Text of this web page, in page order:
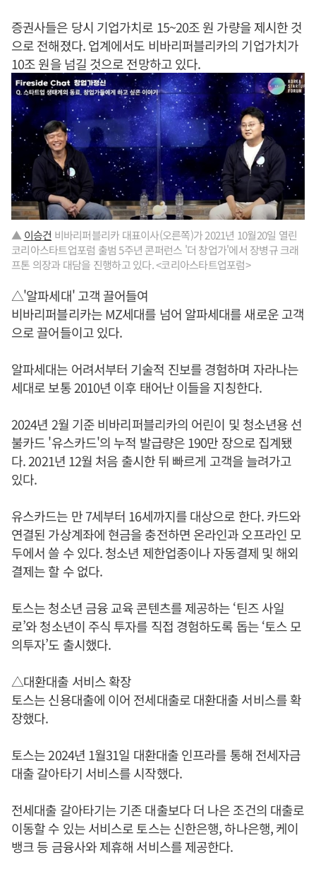
증권사들은 당시 기업가치로 15~20조 원 가량을 제시한 것
으로 전해졌다. 업계에서도 비바리퍼블리카의 기업가치가
10조 원을 넘길 것으로 전망하고 있다.
▲ 이승건 비바리퍼블리카 대표이사(오른쪽)가 2021년 10월20일 열린
코리아스타트업포럼 출범 5주년 콘퍼런스 '더 창업가'에서 장병규 크래
프톤 의장과 대담을 진행하고 있다. <코리아스타트업포럼>
△'알파세대' 고객 끌어들여
비바리퍼블리카는 MZ세대를 넘어 알파세대를 새로운 고객
으로 끌어들이고 있다.
알파세대는 어려서부터 기술적 진보를 경험하며 자라나는
세대로 보통 2010년 이후 태어난 이들을 지칭한다.
2024년 2월 기준 비바리퍼블리카의 어린이 및 청소년용 선
불카드 '유스카드'의 누적 발급량은 190만 장으로 집계됐
다. 2021년 12월 처음 출시한 뒤 빠르게 고객을 늘려가고
있다.
유스카드는 만 7세부터 16세까지를 대상으로 한다. 카드와
연결된 가상계좌에 현금을 충전하면 온라인과 오프라인 모
두에서 쓸 수 있다. 청소년 제한업종이나 자동결제 및 해외
결제는 할 수 없다.
토스는 청소년 금융 교육 콘텐츠를 제공하는 ‘틴즈 사일
로’와 청소년이 주식 투자를 직접 경험하도록 돕는 ‘토스 모
의투자’도 출시했다.
△대환대출 서비스 확장
토스는 신용대출에 이어 전세대출로 대환대출 서비스를 확
장했다.
토스는 2024년 1월31일 대환대출 인프라를 통해 전세자금
대출 갈아타기 서비스를 시작했다.
전세대출 갈아타기는 기존 대출보다 더 나은 조건의 대출로
이동할 수 있는 서비스로 토스는 신한은행, 하나은행, 케이
뱅크 등 금융사와 제휴해 서비스를 제공한다.